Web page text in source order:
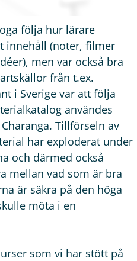
följa hur lärare
innehåll (noter, filmer
men var också bra
från t.ex.
i Sverige var att följa
användes
Tillförseln av
har exploderat under
och därmed också
mellan vad som är bra
är säkra på den höga
möta i en
som vi har stött på